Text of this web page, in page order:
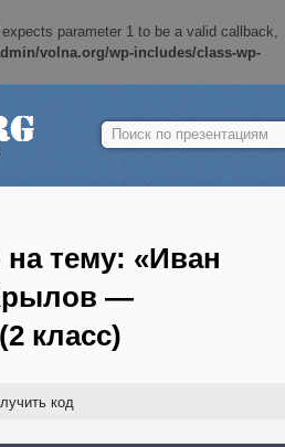
parameter 1 to be a valid callback,
volna.org/wp-includes/class-wp-
Найти:
на тему: «Иван
—
класс)
код